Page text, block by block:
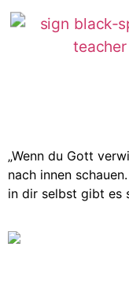
„Wenn du Gott
nach innen
in dir selbst gibt es